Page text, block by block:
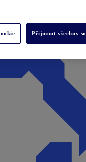
Přijmout všechny